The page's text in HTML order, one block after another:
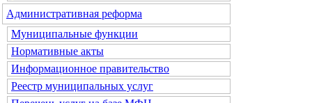
Административная реформа
Муниципальные функции
Нормативные акты
Информационное правительство
Реестр муниципальных услуг